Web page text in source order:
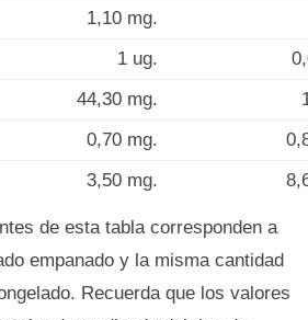
1,10 mg.
1 ug.
44,30 mg.
0,70 mg.
3,50 mg.
de esta tabla corresponden a
empanado y la misma cantidad
Recuerda que los valores